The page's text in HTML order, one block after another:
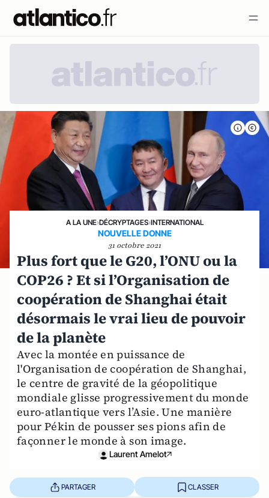
A LA UNE›DÉCRYPTAGES›INTERNATIONAL
NOUVELLE DONNE
31 octobre 2021
Plus fort que le G20, l’ONU ou la
COP26 ? Et si l’Organisation de
coopération de Shanghai était
désormais le vrai lieu de pouvoir
de la planète
Avec la montée en puissance de
l'Organisation de coopération de Shanghai,
le centre de gravité de la géopolitique
mondiale glisse progressivement du monde
euro-atlantique vers l’Asie. Une manière
pour Pékin de pousser ses pions afin de
façonner le monde à son image.
Laurent Amelot
PARTAGER CLASSER